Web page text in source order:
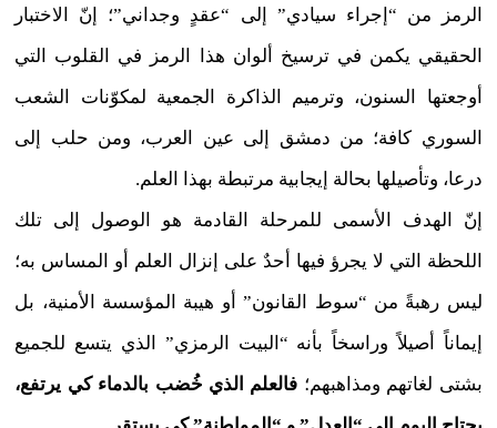
الرمز من “إجراء سيادي” إلى “عقدٍ وجداني”؛ إنّ الاختبار
الحقيقي يكمن في ترسيخ ألوان هذا الرمز في القلوب التي
أوجعتها السنون، وترميم الذاكرة الجمعية لمكوّنات الشعب
السوري كافة؛ من دمشق إلى عين العرب، ومن حلب إلى
درعا، وتأصيلها بحالة إيجابية مرتبطة بهذا العلم.
إنّ الهدف الأسمى للمرحلة القادمة هو الوصول إلى تلك
اللحظة التي لا يجرؤ فيها أحدٌ على إنزال العلم أو المساس به؛
ليس رهبةً من “سوط القانون” أو هيبة المؤسسة الأمنية، بل
إيماناً أصيلاً وراسخاً بأنه “البيت الرمزي” الذي يتسع للجميع
بشتى لغاتهم ومذاهبهم؛ فالعلم الذي خُضب بالدماء كي يرتفع،